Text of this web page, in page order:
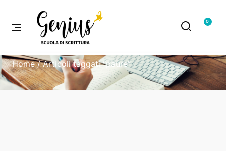
0
Home/ Articoli taggati “paure”